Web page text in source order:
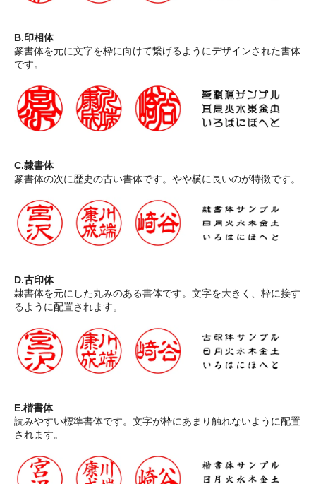
B.印相体
篆書体を元に文字を枠に向けて繋げるようにデザインされた書体
です。
C.隷書体
篆書体の次に歴史の古い書体です。やや横に長いのが特徴です。
D.古印体
隷書体を元にした丸みのある書体です。文字を大きく、枠に接す
るように配置されます。
E.楷書体
読みやすい標準書体です。文字が枠にあまり触れないように配置
されます。